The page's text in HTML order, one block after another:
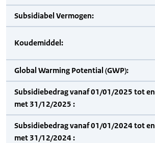
Subsidiabel Vermogen:
Koudemiddel:
Global Warming Potential (GWP):
Subsidiebedrag vanaf 01/01/2025 tot en
met 31/12/2025 :
Subsidiebedrag vanaf 01/01/2024 tot en
met 31/12/2024 :